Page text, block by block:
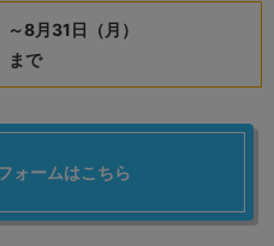
8月31日（月）
まで
ォームはこちら